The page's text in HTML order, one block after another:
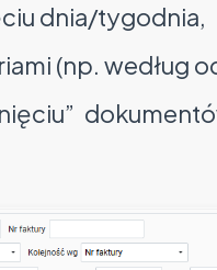
dnia/tygodnia,
(np. według